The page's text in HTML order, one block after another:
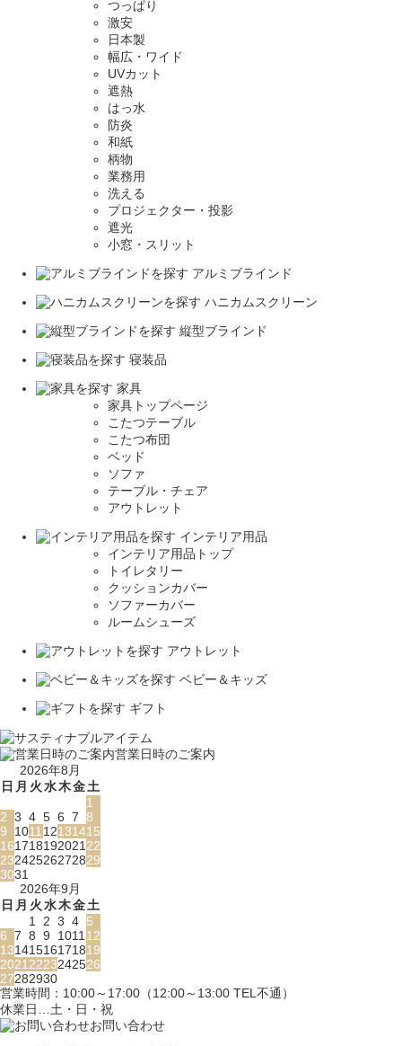
つっぱり
激安
日本製
幅広・ワイド
UVカット
遮熱
はっ水
防炎
和紙
柄物
業務用
洗える
プロジェクター・投影
遮光
小窓・スリット
アルミブラインド
ハニカムスクリーン
縦型ブラインド
寝装品
家具
家具トップページ
こたつテーブル
こたつ布団
ベッド
ソファ
テーブル・チェア
アウトレット
インテリア用品
インテリア用品トップ
トイレタリー
クッションカバー
ソファーカバー
ルームシューズ
アウトレット
ベビー＆キッズ
ギフト
営業日時のご案内
2026年8月
日 月 火水木金土
1
2 3 4 5 6 7 8
9
101112131415
16171819202122
23242526272829
3031
2026年9月
日 月 火水木金土
1 2 3 4 5
6 7 8 9 101112
13141516171819
20212223242526
27282930
営業時間：10:00～17:00（12:00～13:00 TEL不通）
休業日…土・日・祝
お問い合わせ